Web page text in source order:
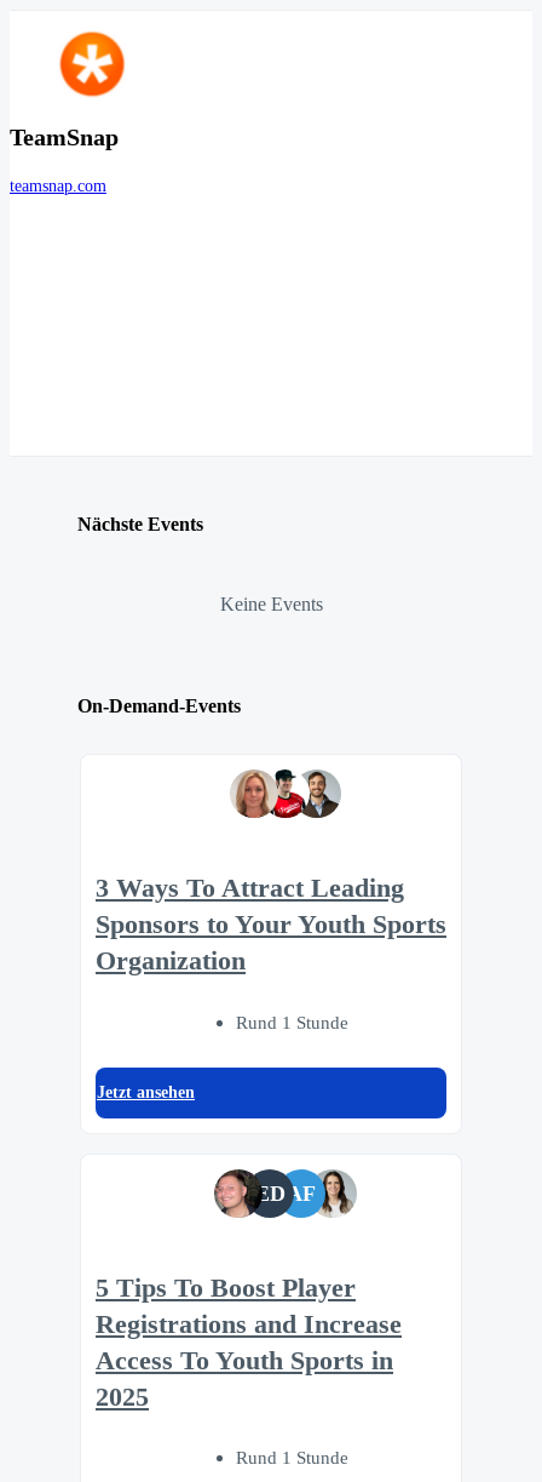
TeamSnap
teamsnap.com
Nächste Events
Keine Events
On-Demand-Events
3 Ways To Attract Leading
Sponsors to Your Youth Sports
Organization
Rund 1 Stunde
Jetzt ansehen
ED AF
5 Tips To Boost Player
Registrations and Increase
Access To Youth Sports in
2025
Rund 1 Stunde